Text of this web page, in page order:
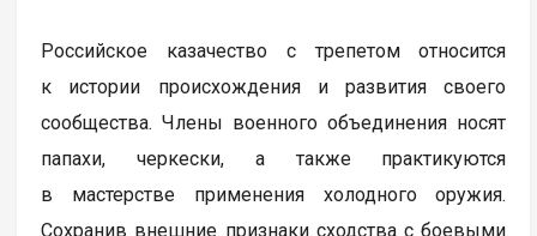
Российское казачество с трепетом относится
к истории происхождения и развития своего
сообщества. Члены военного объединения носят
папахи, черкески, а также практикуются
в мастерстве применения холодного оружия.
Сохранив внешние признаки сходства с боевыми